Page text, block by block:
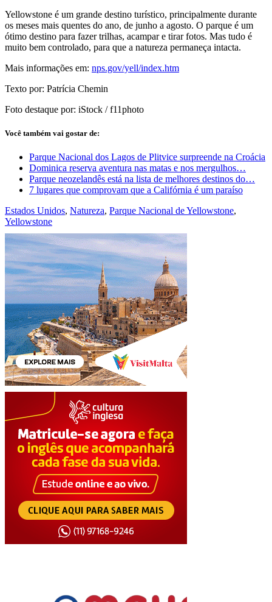
Yellowstone é um grande destino turístico, principalmente durante
os meses mais quentes do ano, de junho a agosto. O parque é um
ótimo destino para fazer trilhas, acampar e tirar fotos. Mas tudo é
muito bem controlado, para que a natureza permaneça intacta.
Mais informações em: nps.gov/yell/index.htm
Texto por: Patrícia Chemin
Foto destaque por: iStock / f11photo
Você também vai gostar de:
Parque Nacional dos Lagos de Plitvice surpreende na Croácia
Dominica reserva aventura nas matas e nos mergulhos…
Parque neozelandês está na lista de melhores destinos do…
7 lugares que comprovam que a Califórnia é um paraíso
Estados Unidos, Natureza, Parque Nacional de Yellowstone,
Yellowstone